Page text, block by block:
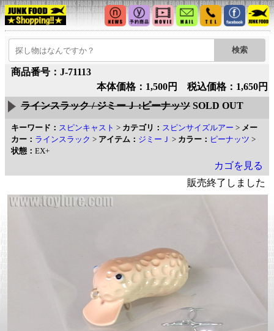
商品番号：J-71113
本体価格：1,500円 税込価格：1,650円
ラインスラック / ジミーＪ :ピーナッツ SOLD OUT
キーワード： スピンキャスト > カテゴリ： スピンサイズルアー > メー
カー： ラインスラック > アイテム： ジミーＪ > カラー： ピーナッツ >
状態： EX+
カゴを見る
販売終了しました